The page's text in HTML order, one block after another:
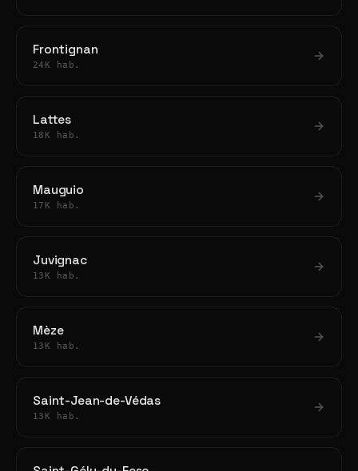
Frontignan
24K hab.
Lattes
18K hab.
Mauguio
17K hab.
Juvignac
13K hab.
Mèze
13K hab.
Saint-Jean-de-Védas
13K hab.